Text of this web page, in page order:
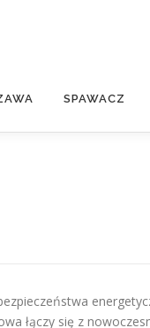
SPAWACZ
łączy się z